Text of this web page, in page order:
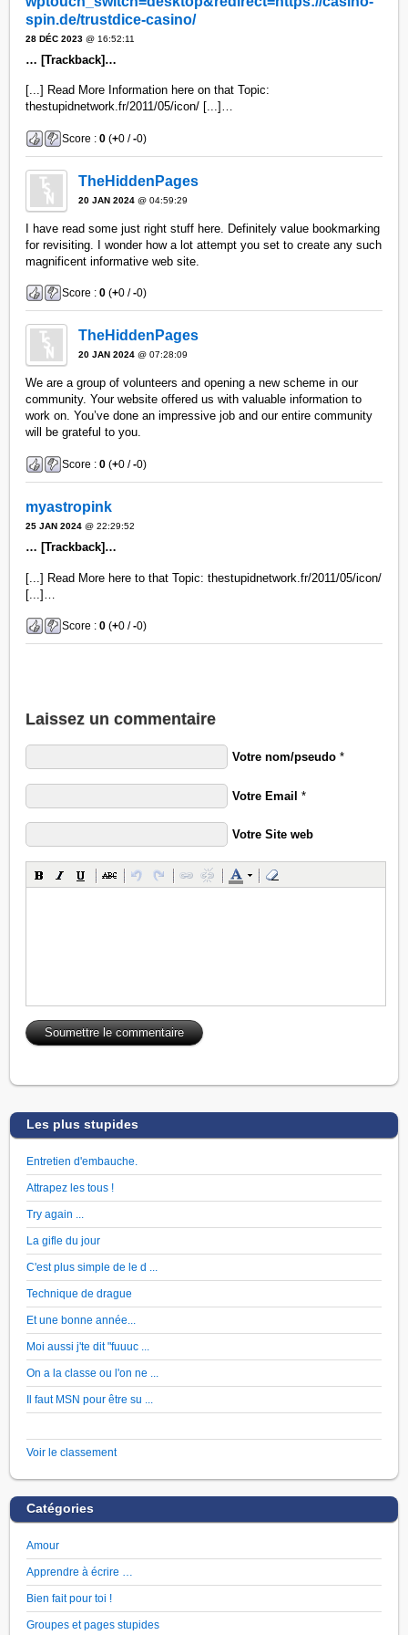
spin.de/trustdice-casino/
28 DÉC 2023 @ 16:52:11
… [Trackback]…
[...] Read More Information here on that Topic:
thestupidnetwork.fr/2011/05/icon/ [...]…
Score :0 (+0 /-0)
TheHiddenPages
20 JAN 2024 @ 04:59:29
I have read some just right stuff here. Definitely value bookmarking
for revisiting. I wonder how a lot attempt you set to create any such
magnificent informative web site.
Score :0 (+0 /-0)
TheHiddenPages
20 JAN 2024 @ 07:28:09
We are a group of volunteers and opening a new scheme in our
community. Your website offered us with valuable information to
work on. You’ve done an impressive job and our entire community
will be grateful to you.
Score :0 (+0 /-0)
myastropink
25 JAN 2024 @ 22:29:52
… [Trackback]…
[...] Read More here to that Topic: thestupidnetwork.fr/2011/05/icon/
[...]…
Score :0 (+0 /-0)
Laissez un commentaire
Votre nom/pseudo *
Votre Email *
Votre Site web
Les plus stupides
Entretien d'embauche.
Attrapez les tous !
Try again ...
La gifle du jour
C'est plus simple de le d ...
Technique de drague
Et une bonne année...
Moi aussi j'te dit "fuuuc ...
On a la classe ou l'on ne ...
Il faut MSN pour être su ...
Voir le classement
Catégories
Amour
Apprendre à écrire …
Bien fait pour toi !
Groupes et pages stupides